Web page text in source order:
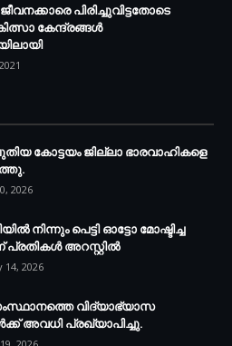
പിരിച്ചുവിട്ടതോടെ
കേന്ദ്രങ്ങള്‍
കോട്ടയം ജില്ലാ ഭാരവാഹികളെ
2026
നിന്നും പെട്ടി ഓട്ടോ മോഷ്ടിച്ച
പ്രതികള്‍ അറസ്റ്റില്‍
14, 2026
വിദ്യാഭ്യാസ
അവധി പ്രഖ്യാപിച്ചു.